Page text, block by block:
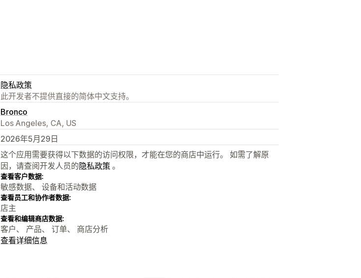
隐私政策
此开发者不提供直接的简体中文支持。
Bronco
Los Angeles, CA, US
2026年5月29日
这个应用需要获得以下数据的访问权限，才能在您的商店中运行。 如需了解原
因，请查阅开发人员的隐私政策 。
查看客户数据:
敏感数据、 设备和活动数据
查看员工和协作者数据:
店主
查看和编辑商店数据:
客户、 产品、 订单、 商店分析
查看详细信息